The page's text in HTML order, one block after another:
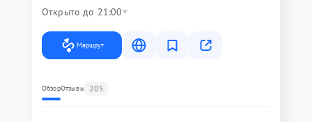
Открыто до 21:00
Маршрут
ОбзорОтзывы 205